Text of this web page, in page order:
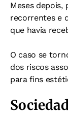
Meses depois,
recorrentes e
que havia
O caso se
dos riscos
para fins